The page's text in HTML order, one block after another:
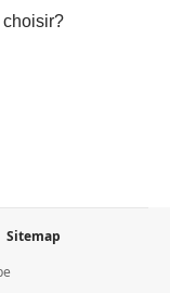
choisir?
Sitemap